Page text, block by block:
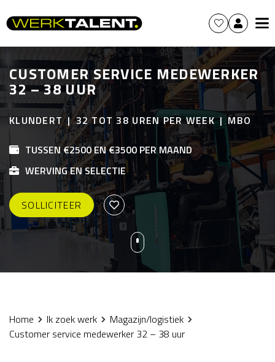
CUSTOMER SERVICE MEDEWERKER
32 – 38 UUR
KLUNDERT 32 TOT 38 UREN PER WEEK
MBO
TUSSEN €2500 EN €3500 PER MAAND
WERVING EN SELECTIE
SOLLICITEER
Home Ik zoek werk
Magazijn/logistiek
Customer service medewerker 32 – 38 uur